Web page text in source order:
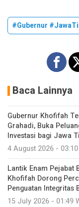
#Gubernur
Baca Lainnya
Gubernur Khofifah
Grahadi, Buka
Investasi bagi Jawa
4 August 2026 -
Lantik Enam Pejabat
Khofifah Dorong
Penguatan Integritas
15 July 2026 - 01:49